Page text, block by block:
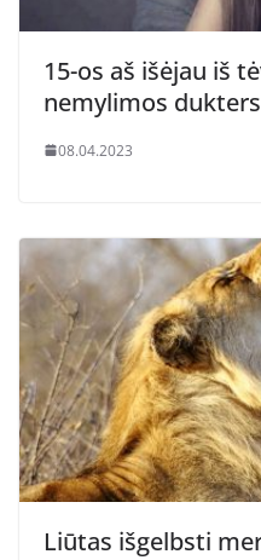
15-os aš išėjau iš
nemylimos
08.04.2023
Liūtas išgelbsti